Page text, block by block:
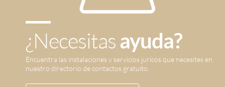
¿Necesitasayuda?
Encuentra las instalaciones y servicios jurícos que necesites en
nuestro directorio de contactos gratuito.